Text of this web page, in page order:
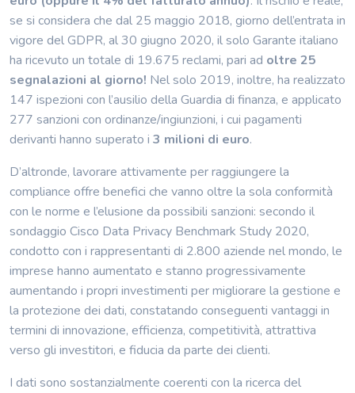
se si considera che dal 25 maggio 2018, giorno dell’entrata in
vigore del GDPR, al 30 giugno 2020, il solo Garante italiano
ha ricevuto un totale di 19.675 reclami, pari ad oltre 25
segnalazioni al giorno! Nel solo 2019, inoltre, ha realizzato
147 ispezioni con l’ausilio della Guardia di finanza, e applicato
277 sanzioni con ordinanze/ingiunzioni, i cui pagamenti
derivanti hanno superato i 3 milioni di euro.
D’altronde, lavorare attivamente per raggiungere la
compliance offre benefici che vanno oltre la sola conformità
con le norme e l’elusione da possibili sanzioni: secondo il
sondaggio Cisco Data Privacy Benchmark Study 2020,
condotto con i rappresentanti di 2.800 aziende nel mondo, le
imprese hanno aumentato e stanno progressivamente
aumentando i propri investimenti per migliorare la gestione e
la protezione dei dati, constatando conseguenti vantaggi in
termini di innovazione, efficienza, competitività, attrattiva
verso gli investitori, e fiducia da parte dei clienti.
I dati sono sostanzialmente coerenti con la ricerca del